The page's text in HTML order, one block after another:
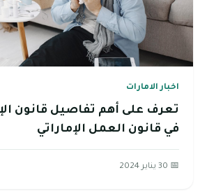
اخبار الامارات
تعرف على أهم تفاصيل قانون
في قانون العمل الإماراتي
📅 30 يناير 2024